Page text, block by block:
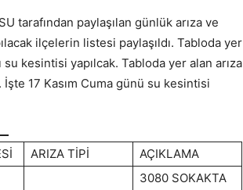
tarafından paylaşılan günlük arıza ve
ilçelerin listesi paylaşıldı. Tabloda yer
kesintisi yapılcak. Tabloda yer alan arıza
17 Kasım Cuma günü su kesintisi
ARIZA TİPİ AÇIKLAMA
3080 SOKAKTA